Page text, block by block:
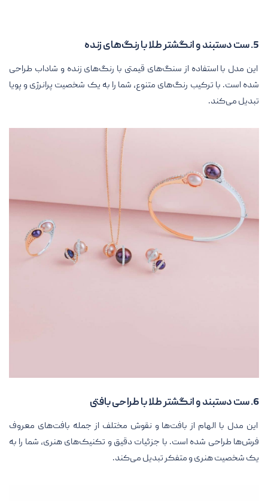
5. ست دستبند و انگشتر طلا با رنگ‌های زنده
این مدل با استفاده از سنگ‌های قیمتی با رنگ‌های زنده و شاداب طراحی
شده است. با ترکیب رنگ‌های متنوع، شما را به یک شخصیت پرانرژی و پویا
تبدیل می‌کند.
6. ست دستبند و انگشتر طلا با طراحی بافتی
این مدل با الهام از بافت‌ها و نقوش مختلف از جمله بافت‌های معروف
فرش‌ها طراحی شده است. با جزئیات دقیق و تکنیک‌های هنری، شما را به
یک شخصیت هنری و متفکر تبدیل می‌کند.